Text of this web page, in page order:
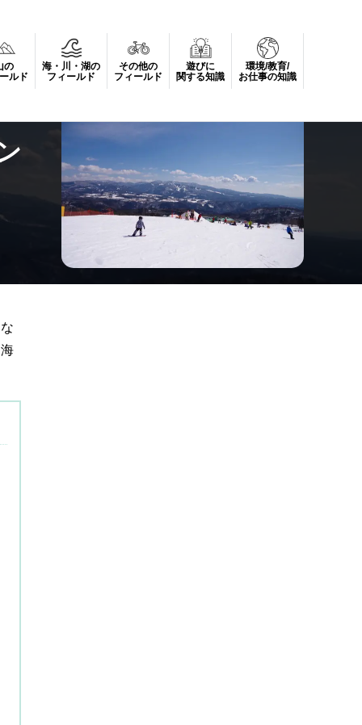
の
ルド
海・川・湖の
フィールド
その他の
フィールド
遊びに
関する知識
環境/教育/
お仕事の知識